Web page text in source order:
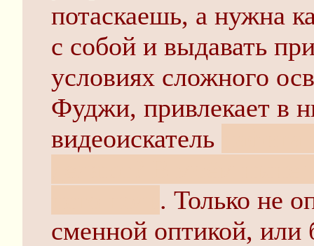
потаскаешь, а нужна
с собой и выдавать
условиях сложного
Фуджи, привлекает в
видеоискатель
. Только не
сменной оптикой, или